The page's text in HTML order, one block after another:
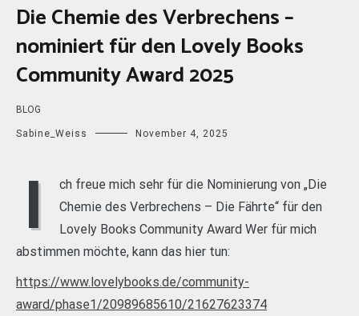
Die Chemie des Verbrechens –
nominiert für den Lovely Books
Community Award 2025
BLOG
Sabine_Weiss November 4, 2025
I
ch freue mich sehr für die Nominierung von „Die
Chemie des Verbrechens – Die Fährte“ für den
Lovely Books Community Award Wer für mich
abstimmen möchte, kann das hier tun:
https://www.lovelybooks.de/community-
award/phase1/20989685610/21627623374